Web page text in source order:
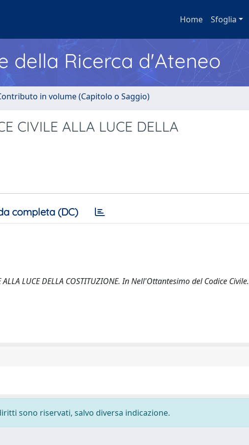
Home Sfoglia
della Ricerca d'Ateneo
in volume (Capitolo o Saggio)
CIVILE ALLA LUCE DELLA
completa (DC)
LUCE DELLA COSTITUZIONE. In Nell'Ottantesimo del Codice Civile.
sono riservati, salvo diversa indicazione.